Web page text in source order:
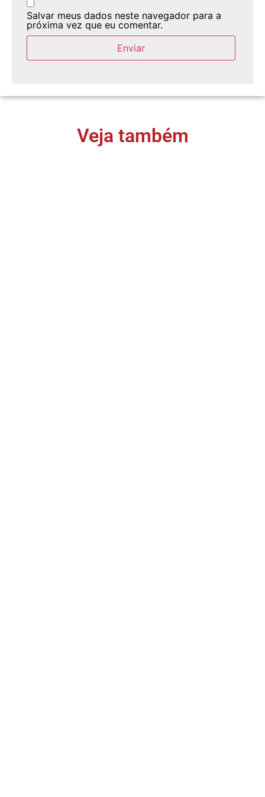
Salvar meus dados neste navegador para a
próxima vez que eu comentar.
Veja também